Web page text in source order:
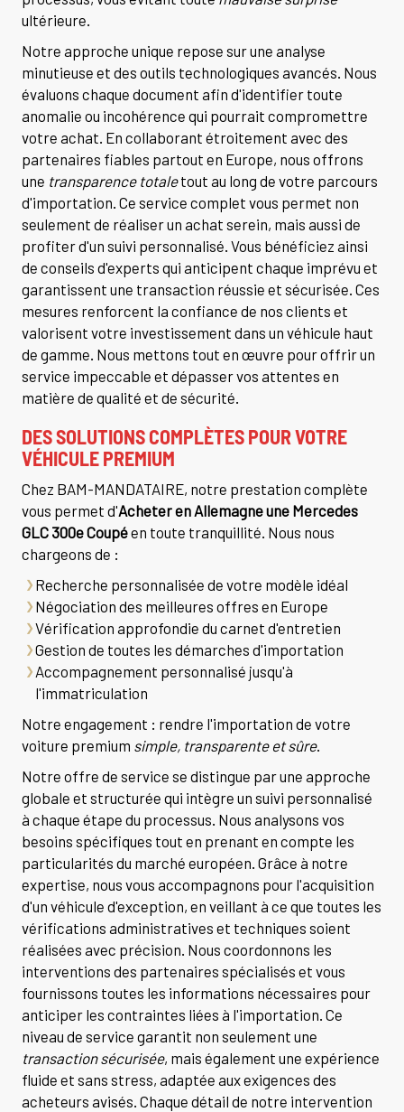
ultérieure.
Notre approche unique repose sur une analyse
minutieuse et des outils technologiques avancés. Nous
évaluons chaque document afin d'identifier toute
anomalie ou incohérence qui pourrait compromettre
votre achat. En collaborant étroitement avec des
partenaires fiables partout en Europe, nous offrons
une transparence totaletout au long de votre parcours
d'importation. Ce service complet vous permet non
seulement de réaliser un achat serein, mais aussi de
profiter d'un suivi personnalisé. Vous bénéficiez ainsi
de conseils d'experts qui anticipent chaque imprévu et
garantissent une transaction réussie et sécurisée. Ces
mesures renforcent la confiance de nos clients et
valorisent votre investissement dans un véhicule haut
de gamme. Nous mettons tout en œuvre pour offrir un
service impeccable et dépasser vos attentes en
matière de qualité et de sécurité.
DES SOLUTIONS COMPLÈTES POUR VOTRE
VÉHICULE PREMIUM
Chez BAM-MANDATAIRE, notre prestation complète
vous permet d'Acheter en Allemagne une Mercedes
GLC 300e Coupéen toute tranquillité. Nous nous
chargeons de :
Recherche personnalisée de votre modèle idéal
Négociation des meilleures offres en Europe
Vérification approfondie du carnet d'entretien
Gestion de toutes les démarches d'importation
Accompagnement personnalisé jusqu'à
l'immatriculation
Notre engagement : rendre l'importation de votre
voiture premium simple, transparente et sûre.
Notre offre de service se distingue par une approche
globale et structurée qui intègre un suivi personnalisé
à chaque étape du processus. Nous analysons vos
besoins spécifiques tout en prenant en compte les
particularités du marché européen. Grâce à notre
expertise, nous vous accompagnons pour l'acquisition
d'un véhicule d'exception, en veillant à ce que toutes les
vérifications administratives et techniques soient
réalisées avec précision. Nous coordonnons les
interventions des partenaires spécialisés et vous
fournissons toutes les informations nécessaires pour
anticiper les contraintes liées à l'importation. Ce
niveau de service garantit non seulement une
transaction sécurisée, mais également une expérience
fluide et sans stress, adaptée aux exigences des
acheteurs avisés. Chaque détail de notre intervention